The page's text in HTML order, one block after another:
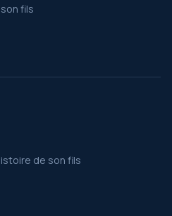
fils
de son fils